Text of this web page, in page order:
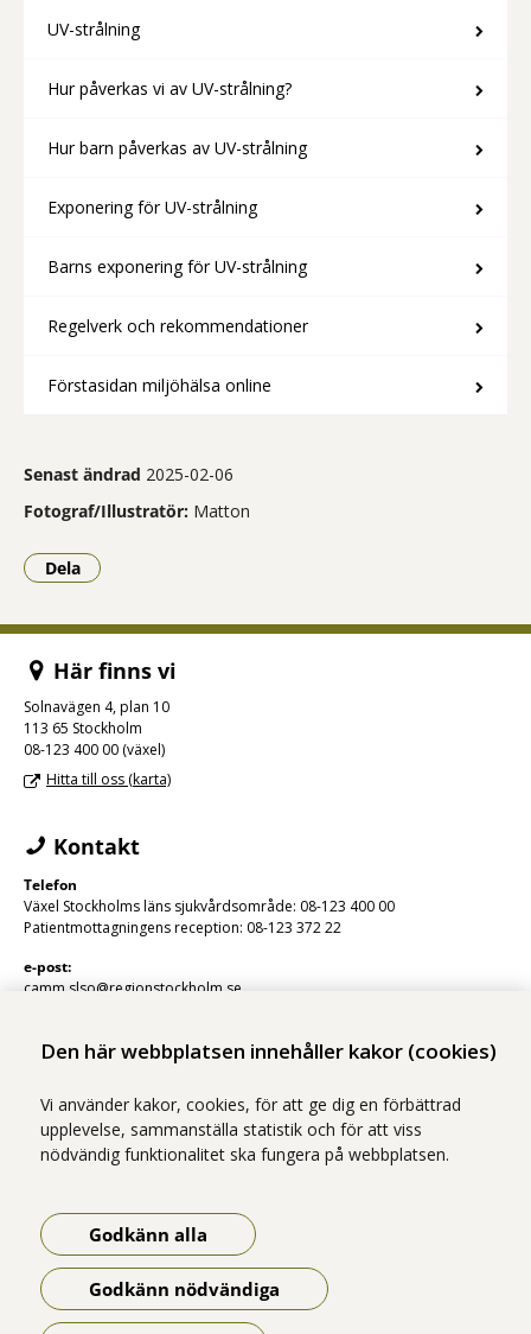
Den här webbplatsen innehåller kakor (cookies)
Vi använder kakor, cookies, för att ge dig en förbättrad
upplevelse, sammanställa statistik och för att viss
nödvändig funktionalitet ska fungera på webbplatsen.
Godkänn alla
Godkänn nödvändiga
UV-strålning
Hur påverkas vi av UV-strålning?
Hur barn påverkas av UV-strålning
Exponering för UV-strålning
Barns exponering för UV-strålning
Regelverk och rekommendationer
Förstasidan miljöhälsa online
Senast ändrad 2025-02-06
Fotograf/Illustratör: Matton
Dela
- Klicka för att öppna delningsalternativ.
Här finns vi
Solnavägen 4, plan 10
113 65 Stockholm
08-123 400 00 (växel)
Hitta till oss (karta)
Kontakt
Telefon
Växel Stockholms läns sjukvårdsområde: 08-123 400 00
Patientmottagningens reception: 08-123 372 22
e-post:
camm.slso@regionstockholm.se
Samtliga bilder på webbplatsen är tagna av fotograf Yanan Li om inget
annat namn anges.
Om webbplatsen